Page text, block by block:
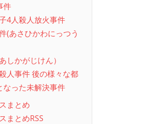
件
4人殺人放火事件
(あさひかわにっつう
しかがじけん）
人事件 後の様々な都
なった未解決事件
まとめ
まとめRSS